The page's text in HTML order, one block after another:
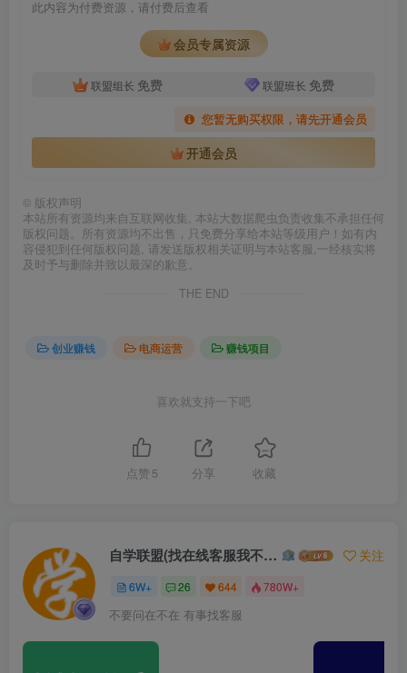
此内容为付费资源，请付费后查看
会员专属资源
联盟组长 免费 联盟班长 免费
您暂无购买权限，请先开通会员
开通会员
© 版权声明
本站所有资源均来自互联网收集, 本站大数据爬虫负责收集不承担任何
版权问题。所有资源均不出售，只免费分享给本站等级用户！如有内
容侵犯到任何版权问题, 请发送版权相关证明与本站客服,一经核实将
及时予与删除并致以最深的歉意。
THE END
创业赚钱 电商运营 赚钱项目
喜欢就支持一下吧
点赞 5 分享 收藏
自学联盟(找在线客服我不回信息的) 关注
6W+ 26 644 780W+
不要问在不在 有事找客服